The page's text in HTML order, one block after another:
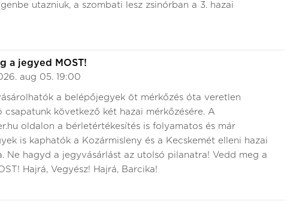
utazniuk, a szombati lesz zsinórban a 3. hazai
a jegyed MOST!
aug 05. 19:00
a belépőjegyek öt mérkőzés óta veretlen
csapatunk következő két hazai mérkőzésére. A
oldalon a bérletértékesítés is folyamatos és már
is kaphatók a Kozármisleny és a Kecskemét elleni hazai
Ne hagyd a jegyvásárlást az utolsó pilanatra! Vedd meg a
Hajrá, Vegyész! Hajrá, Barcika!